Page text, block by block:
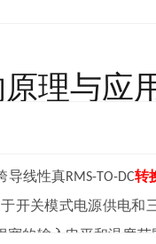
理与应
导线性真RMS-TO-DC转
模式电源供电和三端
宽的输入电平和温度范